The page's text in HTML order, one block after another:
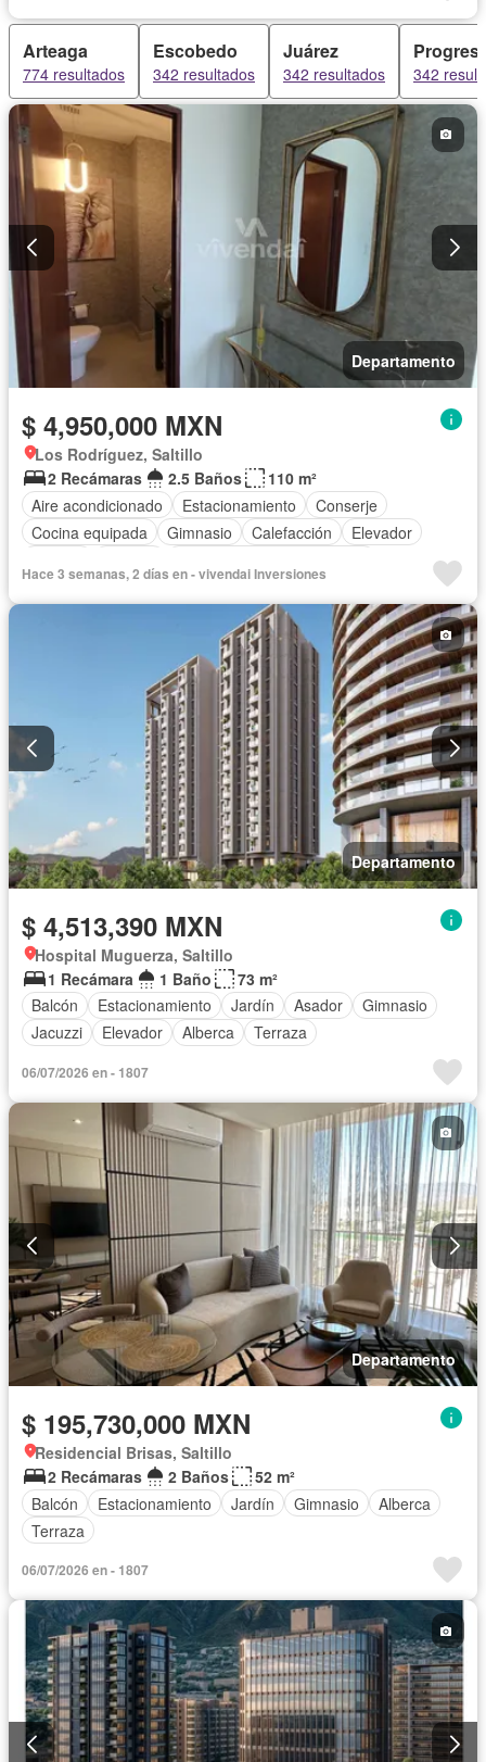
Arteaga
774 resultados
Escobedo
342 resultados
Juárez
342 resultados 342
Departamento
$ 4,950,000 MXN
Los Rodríguez, Saltillo
2 Recámaras
2.5 Baños
110 m²
Aire acondicionado
Estacionamiento
Conserje
Cocina equipada
Gimnasio Calefacción
Elevador
Hace 3 semanas, 2 días en - vivendai Inversiones
Departamento
$ 4,513,390 MXN
Hospital Muguerza, Saltillo
1 Recámara
1 Baño
73 m²
Balcón
Estacionamiento Jardín Asador
Gimnasio
Jacuzzi
Elevador Alberca Terraza
06/07/2026 en - 1807
Departamento
$ 195,730,000 MXN
Residencial Brisas, Saltillo
2 Recámaras
2 Baños
52 m²
Balcón
Estacionamiento Jardín Gimnasio
Alberca
Terraza
06/07/2026 en - 1807